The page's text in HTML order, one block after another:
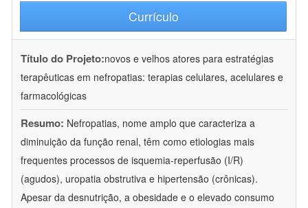
Currículo
Título do Projeto:novos e velhos atores para estratégias
terapêuticas em nefropatias: terapias celulares, acelulares e
farmacológicas
Resumo: Nefropatias, nome amplo que caracteriza a
diminuição da função renal, têm como etiologias mais
frequentes processos de isquemia-reperfusão (I/R)
(agudos), uropatia obstrutiva e hipertensão (crônicas).
Apesar da desnutrição, a obesidade e o elevado consumo